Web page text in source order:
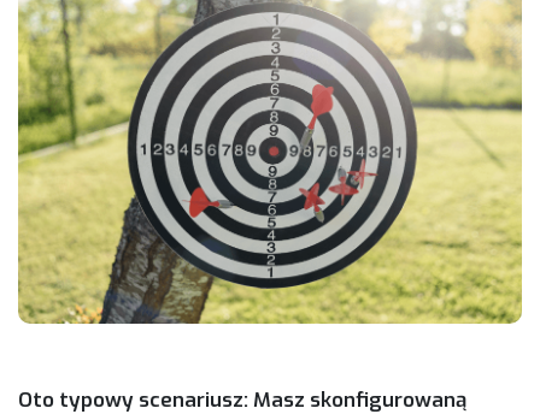
Oto typowy scenariusz: Masz skonfigurowaną